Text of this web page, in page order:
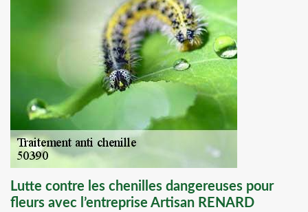
Lutte contre les chenilles dangereuses pour
fleurs avec l’entreprise Artisan RENARD